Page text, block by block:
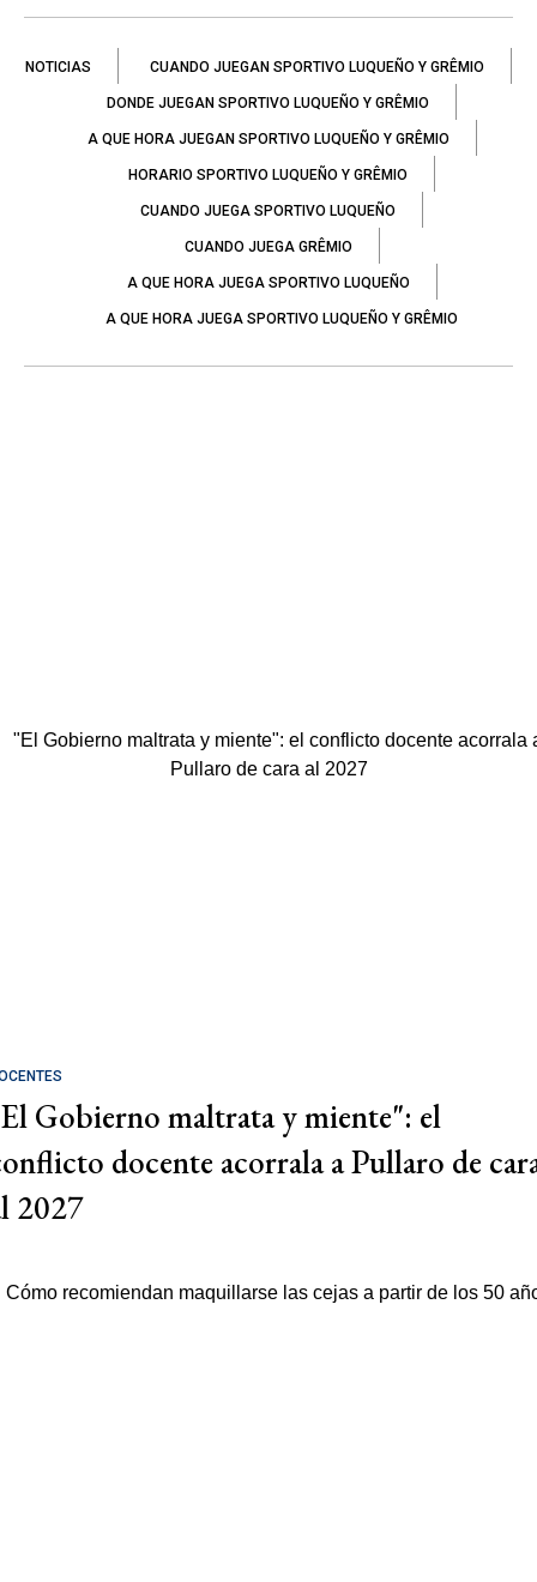
NOTICIAS CUANDO JUEGAN SPORTIVO LUQUEÑO Y GRÊMIO
DONDE JUEGAN SPORTIVO LUQUEÑO Y GRÊMIO
A QUE HORA JUEGAN SPORTIVO LUQUEÑO Y GRÊMIO
HORARIO SPORTIVO LUQUEÑO Y GRÊMIO
CUANDO JUEGA SPORTIVO LUQUEÑO
CUANDO JUEGA GRÊMIO
A QUE HORA JUEGA SPORTIVO LUQUEÑO
A QUE HORA JUEGA SPORTIVO LUQUEÑO Y GRÊMIO
Gobierno maltrata y miente": el
docente acorrala a Pullaro de
2027